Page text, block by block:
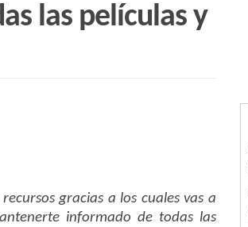
las películas y
gracias a los cuales vas a
informado de todas las